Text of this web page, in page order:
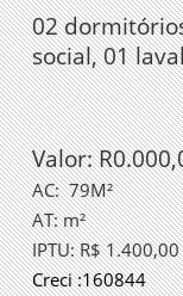
02
social, 01
Valor:
AC: 79M²
AT: m²
IPTU: R$ 1.400,00
Creci :160844